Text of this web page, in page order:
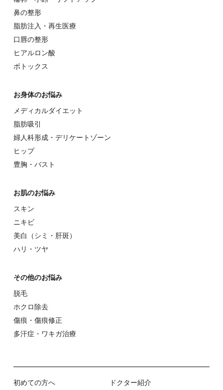
⿐の整形
脂肪注入・再生医療
⼝唇の整形
ヒアルロン酸
ボトックス
お⾝体のお悩み
メディカルダイエット
脂肪吸引
婦⼈科形成・デリケートゾーン
ヒップ
豊胸・バスト
お肌のお悩み
スキン
ニキビ
美⽩（シミ・肝斑）
ハリ・ツヤ
その他のお悩み
脱⽑
ホクロ除去
傷痕・傷痕修正
多汗症・ワキガ治療
初めての⽅へ
ドクター紹介